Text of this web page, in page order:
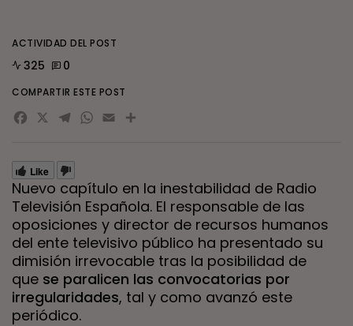
Like
Nuevo capítulo en la inestabilidad de Radio
Televisión Española. El responsable de las
oposiciones y director de recursos humanos
del ente televisivo público ha presentado su
dimisión irrevocable tras la posibilidad de
que se paralicen las convocatorias por
irregularidades, tal y como avanzó este
periódico.
ACTIVIDAD DEL POST
325 0
COMPARTIR ESTE POST
Facebook
X Telegram
WhatsApp
EmailCompartir